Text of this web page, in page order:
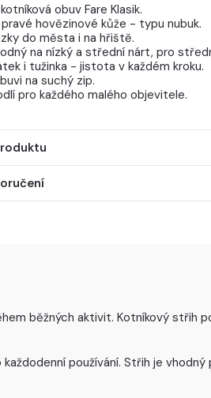
obuv Fare Klasik.
hovězinové kůže - typu nubuk.
do města i na hřiště.
na nízký a střední nárt, pro
i tužinka - jistota v každém kroku.
na suchý zip.
pro každého malého objevitele.
běžných aktivit. Kotníkový střih
používání. Střih je